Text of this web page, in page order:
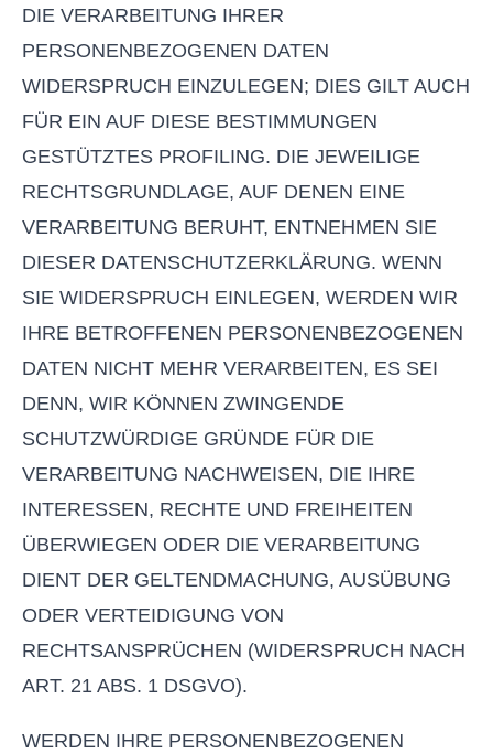
DIE VERARBEITUNG IHRER
PERSONENBEZOGENEN DATEN
WIDERSPRUCH EINZULEGEN; DIES GILT AUCH
FÜR EIN AUF DIESE BESTIMMUNGEN
GESTÜTZTES PROFILING. DIE JEWEILIGE
RECHTSGRUNDLAGE, AUF DENEN EINE
VERARBEITUNG BERUHT, ENTNEHMEN SIE
DIESER DATENSCHUTZERKLÄRUNG. WENN
SIE WIDERSPRUCH EINLEGEN, WERDEN WIR
IHRE BETROFFENEN PERSONENBEZOGENEN
DATEN NICHT MEHR VERARBEITEN, ES SEI
DENN, WIR KÖNNEN ZWINGENDE
SCHUTZWÜRDIGE GRÜNDE FÜR DIE
VERARBEITUNG NACHWEISEN, DIE IHRE
INTERESSEN, RECHTE UND FREIHEITEN
ÜBERWIEGEN ODER DIE VERARBEITUNG
DIENT DER GELTENDMACHUNG, AUSÜBUNG
ODER VERTEIDIGUNG VON
RECHTSANSPRÜCHEN (WIDERSPRUCH NACH
ART. 21 ABS. 1 DSGVO).
WERDEN IHRE PERSONENBEZOGENEN